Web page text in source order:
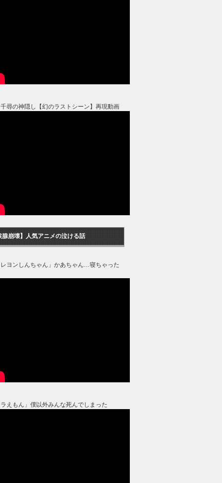
尋の神隠し【幻のラストシーン】再現動画
腺崩壊】人気アニメの泣ける話
ヨンしんちゃん」かあちゃん…寝ちゃった
えもん」僕以外みんな死んでしまった